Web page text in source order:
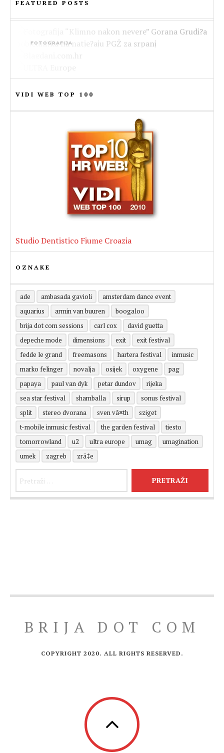
FEATURED POSTS
FOTOGRAFIJA
Fotografija “Klimno nakon nevere” Gorana
srpanj
Pokrenut portal Blagdani.com.hr –
i produženih vikenda
Europe do sada – otkriven posljednji val
izvođača za spektakl u Splitu!
VIDI WEB TOP 100
Studio Dentistico Fiume Croazia
OZNAKE
ade ambasada gavioli
amsterdam dance event
aquarius
armin van buuren
boogaloo
brija dot com sessions
carl cox
david guetta
depeche mode
dimensions exit
exit festival
fedde le grand
freemasons hartera festival
inmusic
marko felinger
novalja osijek oxygene
pag
papaya
paul van dyk petar dundov
rijeka
sea star festival
shamballa sirup
sonus festival
split
stereo dvorana sven vã¤th
sziget
t-mobile inmusic festival
the garden festival
tiesto
tomorrowland
u2 ultra europe umag
umagination
umek
zagreb zrä‡e
BRIJA DOT COM
COPYRIGHT 2020. ALL RIGHTS RESERVED.